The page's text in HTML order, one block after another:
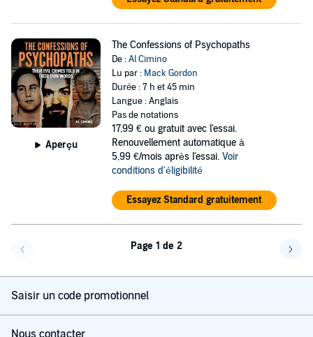
Aperçu
The Confessions of Psychopaths
De :Al Cimino
Lu par : Mack Gordon
Durée : 7 h et 45 min
Langue : Anglais
Pas de notations
17,99 € ou gratuit avec l'essai.
Renouvellement automatique à
5,99 €/mois après l'essai. Voir
conditions d'éligibilité
Essayez Standard gratuitement
Page 1 de 2
Saisir un code promotionnel
Nous contacter